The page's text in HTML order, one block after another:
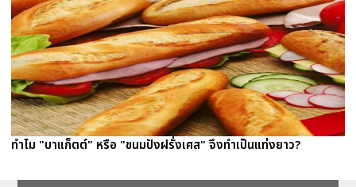
ทำไม "บาแก็ตต์" หรือ "ขนมปังฝรั่งเศส" จึงทำเป็นแท่งยาว?